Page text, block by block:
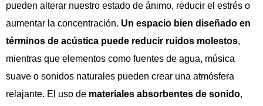
pueden alterar nuestro estado de ánimo, reducir el estrés o
aumentar la concentración. Un espacio bien diseñado en
términos de acústica puede reducir ruidos molestos,
mientras que elementos como fuentes de agua, música
suave o sonidos naturales pueden crear una atmósfera
relajante. El uso de materiales absorbentes de sonido,